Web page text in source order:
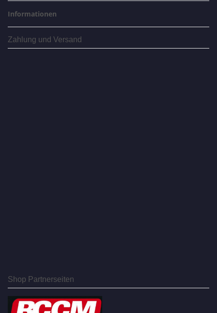
Informationen
Zahlung und Versand
Shop Partnerseiten